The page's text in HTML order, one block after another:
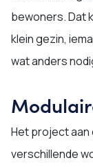
bewoners. Dat
klein gezin,
wat anders
Het project aan
verschillende